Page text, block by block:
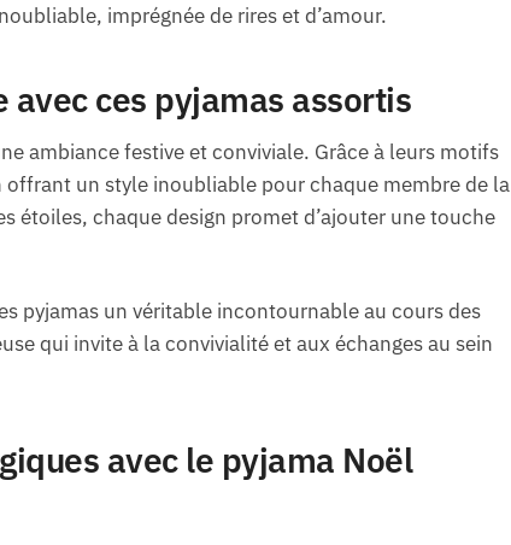
imprégnée de rires et d’amour.
ces pyjamas assortis
ambiance festive et conviviale. Grâce à leurs motifs
un style inoubliable pour chaque membre de la
étoiles, chaque design promet d’ajouter une touche
pyjamas un véritable incontournable au cours des
qui invite à la convivialité et aux échanges au sein
avec le pyjama Noël